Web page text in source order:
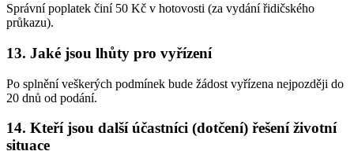
Správní poplatek činí 50 Kč v hotovosti (za vydání řidičského
průkazu).
13. Jaké jsou lhůty pro vyřízení
Po splnění veškerých podmínek bude žádost vyřízena nejpozději do
20 dnů od podání.
14. Kteří jsou další účastníci (dotčení) řešení životní
situace